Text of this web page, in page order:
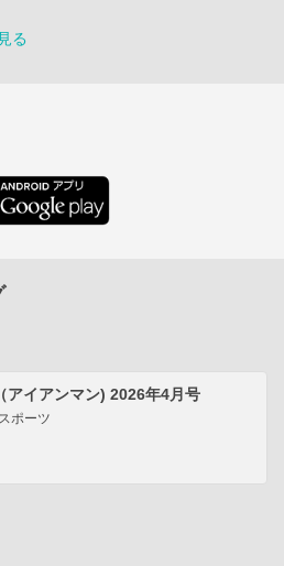
る
アイアンマン) 2026年4月号
ポーツ